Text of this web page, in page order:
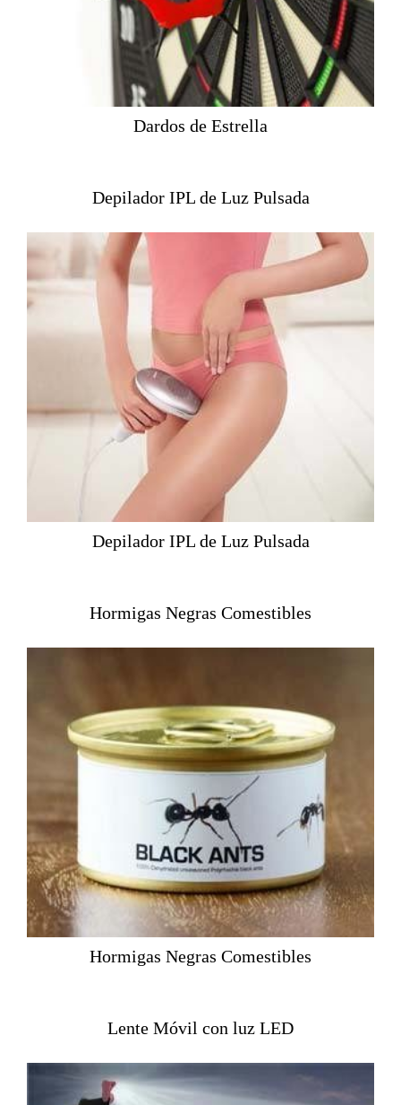
Dardos de Estrella
Depilador IPL de Luz Pulsada
Depilador IPL de Luz Pulsada
Hormigas Negras Comestibles
Hormigas Negras Comestibles
Lente Móvil con luz LED